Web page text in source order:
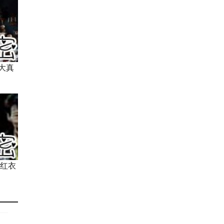
真
衣